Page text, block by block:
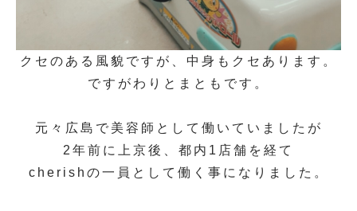
クセのある風貌ですが、中身もクセあります。
ですがわりとまともです。
元々広島で美容師として働いていましたが
2年前に上京後、都内1店舗を経て
cherishの一員として働く事になりました。